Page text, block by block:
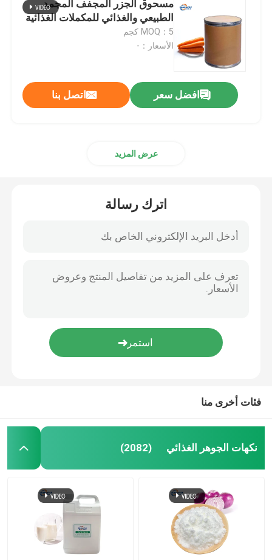
مسحوق الفاكهة
مسحوق مجفف بالتجميد
الزيت العضوي
مسحوق الجزر المجفف المجمد
الطبيعي والغذائي للمكملات الغذائية
MOQ：5 كجم
الأسعار：-
افضل سعر اتصل بنا
عرض المزيد
اترك رسالة
فئات أخرى منا
نكهات الجوهر الغذائي (2082)